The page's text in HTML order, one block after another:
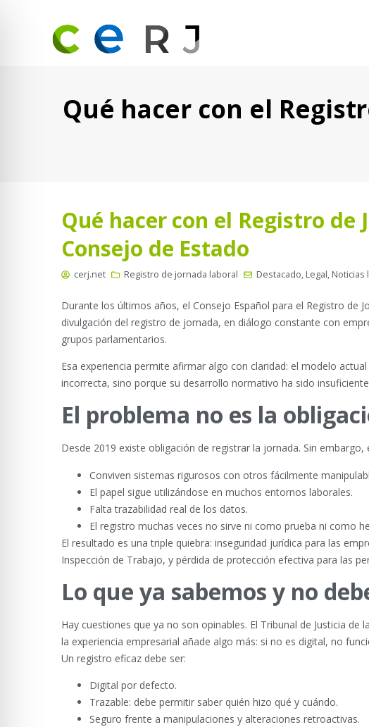
Qué hacer con el
Qué hacer con el Registro
Consejo de Estado
cerj.net Registro de jornada laboral Destacado, Legal, Noticias
Durante los últimos años, el Consejo Español para el Registro de
divulgación del registro de jornada, en diálogo constante con
grupos parlamentarios.
Esa experiencia permite afirmar algo con claridad: el modelo
incorrecta, sino porque su desarrollo normativo ha sido
El problema no es la
Desde 2019 existe obligación de registrar la jornada. Sin
Conviven sistemas rigurosos con otros fácilmente
El papel sigue utilizándose en muchos entornos laborales.
Falta trazabilidad real de los datos.
El registro muchas veces no sirve ni como prueba ni como
El resultado es una triple quiebra: inseguridad jurídica para las
Inspección de Trabajo, y pérdida de protección efectiva para las
Lo que ya sabemos y no
Hay cuestiones que ya no son opinables. El Tribunal de Justicia
la experiencia empresarial añade algo más: si no es digital, no
Un registro eficaz debe ser:
Digital por defecto.
Trazable: debe permitir saber quién hizo qué y cuándo.
Seguro frente a manipulaciones y alteraciones retroactivas.